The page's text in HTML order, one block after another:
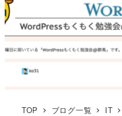
TOP ブログ一覧 IT